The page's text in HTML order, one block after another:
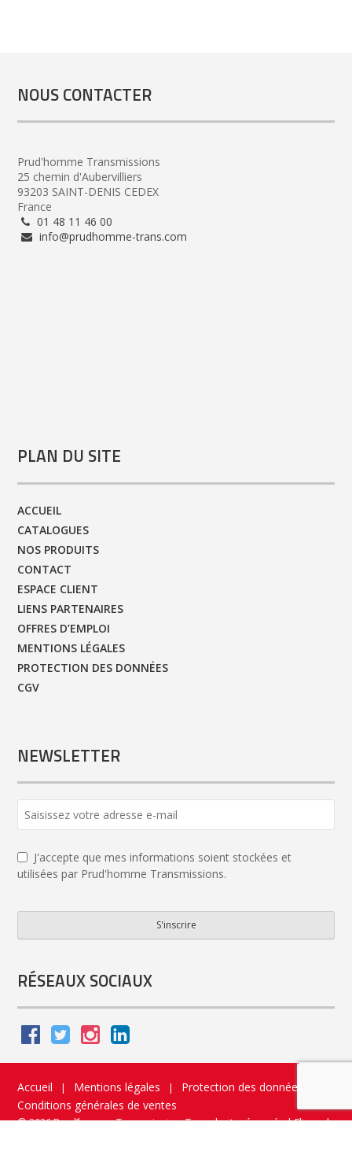
NOUS CONTACTER
Prud'homme Transmissions
25 chemin d'Aubervilliers
93203 SAINT-DENIS CEDEX
France
01 48 11 46 00
info@prudhomme-trans.com
PLAN DU SITE
ACCUEIL
CATALOGUES
NOS PRODUITS
CONTACT
ESPACE CLIENT
LIENS PARTENAIRES
OFFRES D’EMPLOI
MENTIONS LÉGALES
PROTECTION DES DONNÉES
CGV
NEWSLETTER
J'accepte que mes informations soient stockées et
utilisées par Prud'homme Transmissions.
S'inscrire
Number *
RÉSEAUX SOCIAUX
Accueil | Mentions légales | Protection des données
Conditions générales de ventes
© 2026 Prud’homme Transmission. Tous droits réservés|Flippad